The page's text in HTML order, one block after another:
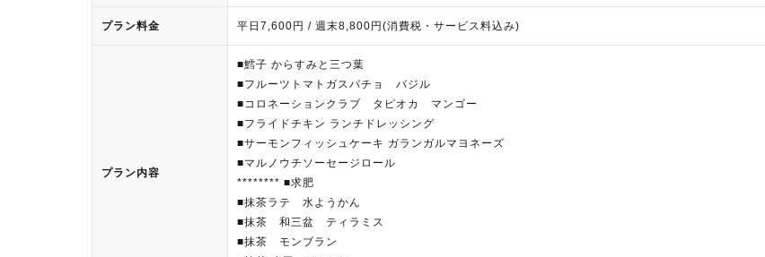
プラン料金 平日7,600円 / 週末8,800円(消費税・サービス料込み)
プラン内容
■鱈子 からすみと三つ葉
■フルーツトマトガスパチョ バジル
■コロネーションクラブ タピオカ マンゴー
■フライドチキン ランチドレッシング
■サーモンフィッシュケーキ ガランガルマヨネーズ
■マルノウチソーセージロール
******** ■求肥
■抹茶ラテ 水ようかん
■抹茶 和三盆 ティラミス
■抹茶 モンブラン